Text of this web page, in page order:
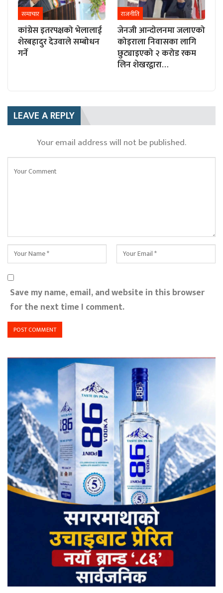
समाचार
कांग्रेस इतरपक्षको भेलालाई
शेरबहादुर देउवाले सम्बोधन
गर्ने
राजनीति
जेनजी आन्दोलनमा जलाएको
कोइराला निवासका लागि
छुट्याइएको २ करोड रकम
लिन शेखरद्वारा…
LEAVE A REPLY
Your email address will not be published.
Save my name, email, and website in this browser
for the next time I comment.